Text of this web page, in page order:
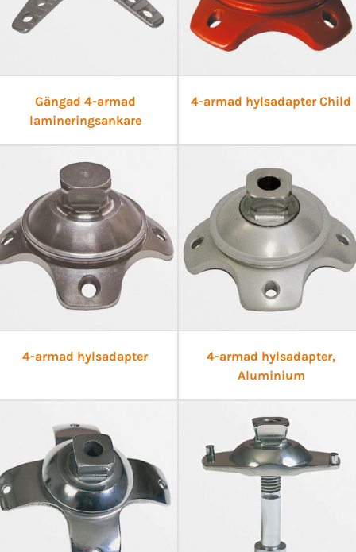
Gängad 4-armad
lamineringsankare
4-armad hylsadapter Child
4-armad hylsadapter
4-armad hylsadapter,
Aluminium